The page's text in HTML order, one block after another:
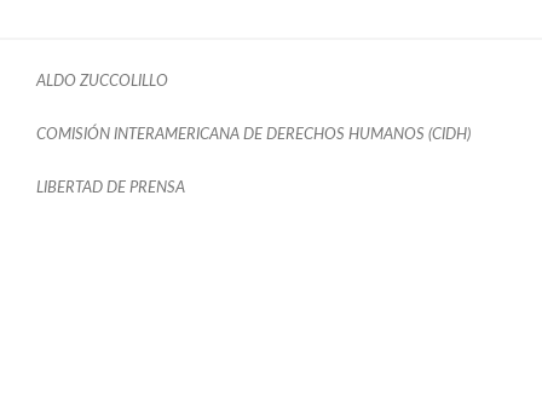
ALDO ZUCCOLILLO
COMISIÓN INTERAMERICANA DE DERECHOS HUMANOS (CIDH)
LIBERTAD DE PRENSA